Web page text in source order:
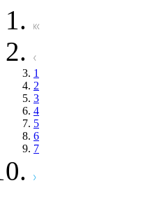
1
2
3
4
5
6
7